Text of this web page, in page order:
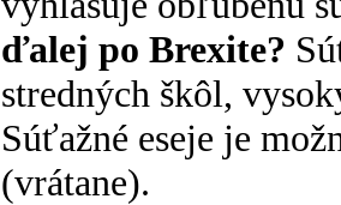
ďalej po Brexite?
stredných škôl,
Súťažné eseje je
(vrátane).